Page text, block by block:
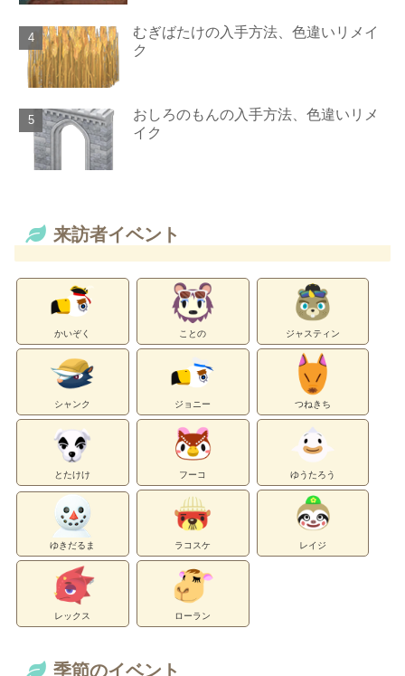
むぎばたけの入手方法、色違いリメイ
ク
おしろのもんの入手方法、色違いリメ
イク
来訪者イベント
かいぞく ことの ジャスティン
シャンク ジョニー つねきち
とたけけ フーコ ゆうたろう
ゆきだるま ラコスケ レイジ
レックス ローラン
季節のイベント